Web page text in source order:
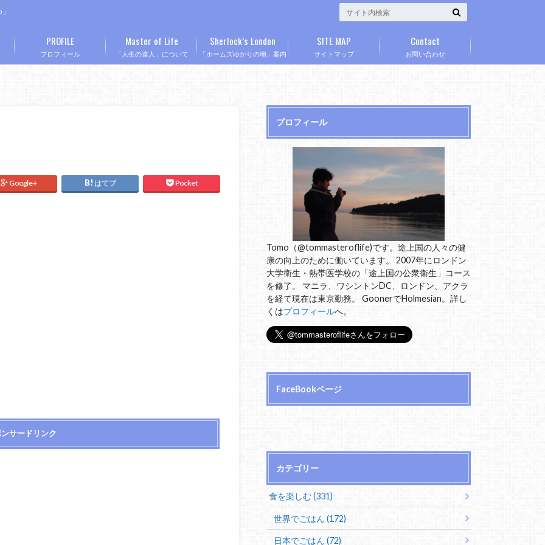
プロフィール
PROFILE
「人生の達人」について
Master of Life
「ホームズゆかりの地」案内
Sherlock’s London
サイトマップ
SITE MAP
お問い合わせ
Contact
Google+ はてブ Pocket
サードリンク
プロフィール
Tomo（@tommasteroflife)です。途上国の人々の健
康の向上のために働いています。 2007年にロンドン
大学衛生・熱帯医学校の「途上国の公衆衛生」コース
を修了。 マニラ、ワシントンDC、ロンドン、アクラ
を経て現在は東京勤務。 GoonerでHolmesian。詳し
くはプロフィールへ。
FaceBookページ
カテゴリー
食を楽しむ (331)
世界でごはん (172)
日本でごはん (72)